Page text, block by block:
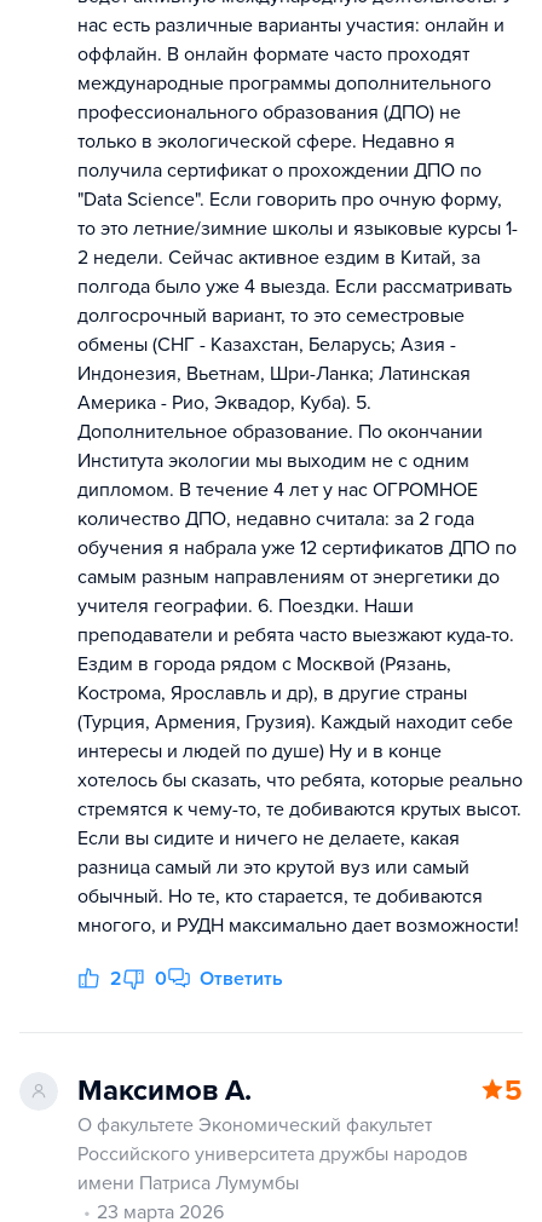
нас есть различные варианты участия: онлайн и
оффлайн. В онлайн формате часто проходят
международные программы дополнительного
профессионального образования (ДПО) не
только в экологической сфере. Недавно я
получила сертификат о прохождении ДПО по
"Data Science". Если говорить про очную форму,
то это летние/зимние школы и языковые курсы 1-
2 недели. Сейчас активное ездим в Китай, за
полгода было уже 4 выезда. Если рассматривать
долгосрочный вариант, то это семестровые
обмены (СНГ - Казахстан, Беларусь; Азия -
Индонезия, Вьетнам, Шри-Ланка; Латинская
Америка - Рио, Эквадор, Куба). 5.
Дополнительное образование. По окончании
Института экологии мы выходим не с одним
дипломом. В течение 4 лет у нас ОГРОМНОЕ
количество ДПО, недавно считала: за 2 года
обучения я набрала уже 12 сертификатов ДПО по
самым разным направлениям от энергетики до
учителя географии. 6. Поездки. Наши
преподаватели и ребята часто выезжают куда-то.
Ездим в города рядом с Москвой (Рязань,
Кострома, Ярославль и др), в другие страны
(Турция, Армения, Грузия). Каждый находит себе
интересы и людей по душе) Ну и в конце
хотелось бы сказать, что ребята, которые реально
стремятся к чему-то, те добиваются крутых высот.
Если вы сидите и ничего не делаете, какая
разница самый ли это крутой вуз или самый
обычный. Но те, кто старается, те добиваются
многого, и РУДН максимально дает возможности!
2 0 Ответить
Максимов А. 5
О факультете Экономический факультет
Российского университета дружбы народов
имени Патриса Лумумбы
23 марта 2026